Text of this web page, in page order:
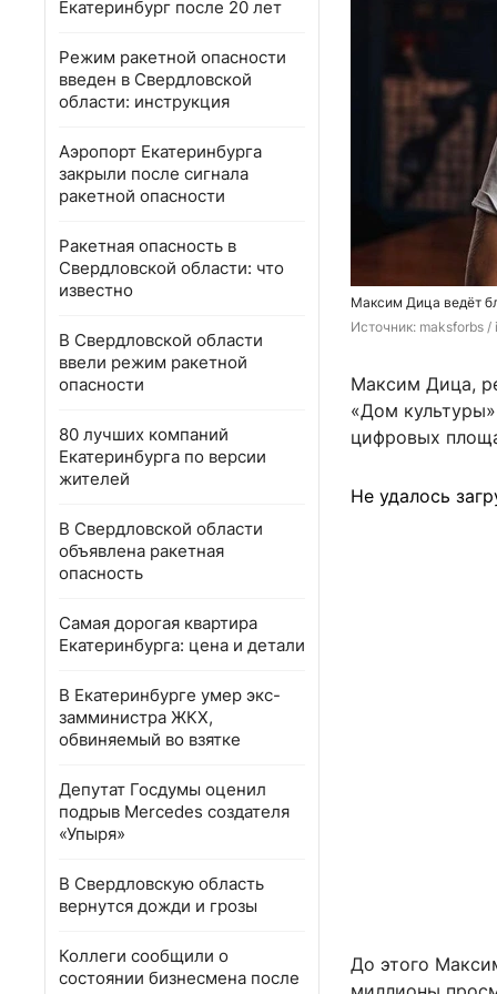
Екатеринбург после 20 лет
Режим ракетной опасности
введен в Свердловской
области: инструкция
Аэропорт Екатеринбурга
закрыли после сигнала
ракетной опасности
Ракетная опасность в
Свердловской области: что
известно
В Свердловской области
ввели режим ракетной
опасности
80 лучших компаний
Екатеринбурга по версии
жителей
В Свердловской области
объявлена ракетная
опасность
Самая дорогая квартира
Екатеринбурга: цена и детали
В Екатеринбурге умер экс-
замминистра ЖКХ,
обвиняемый во взятке
Депутат Госдумы оценил
подрыв Mercedes создателя
«Упыря»
В Свердловскую область
вернутся дожди и грозы
Коллеги сообщили о
состоянии бизнесмена после
Максим Дица ведёт
Источник: maksforbs /
Максим Дица,
«Дом
цифровых
Не удалось
До этого